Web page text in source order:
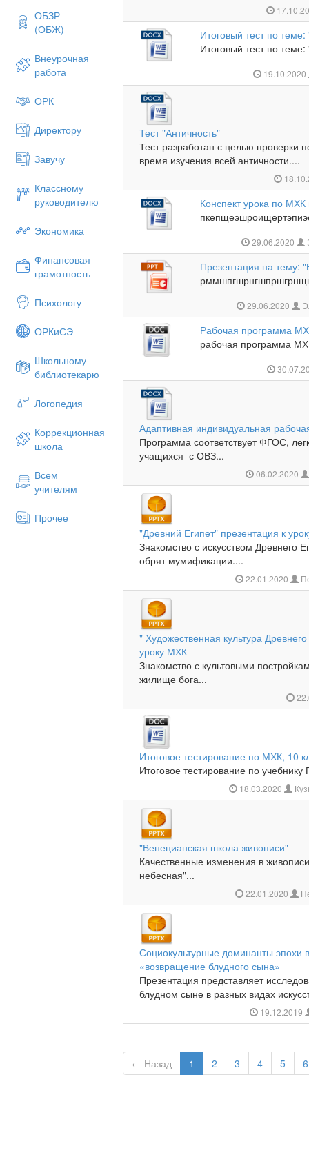
ОБЗР
(ОБЖ)
Внеурочная
работа
ОРК
Директору
Завучу
Классному
руководителю
Экономика
Финансовая
грамотность
Психологу
ОРКиСЭ
Школьному
библиотекарю
Логопедия
Коррекционная
школа
Всем
учителям
Прочее
Итоговый тест по
Итоговый тест по
19.10.2020
Тест "Античность"
Тест разработан с целью проверки
время изучения всей античности....
Конспект урока по
29.06.2020
Презентация на тему:
29.06.2020
Рабочая программа
рабочая программа
Адаптивная индивидуальная
Программа соответствует ФГОС,
учащихся с ОВЗ...
06.02.2020
"Древний Египет" презентация к
Знакомство с искусством Древнего
обрят мумификации....
22.01.2020
" Художественная культура
уроку МХК
Знакомство с культовыми
жилище бога...
Итоговое тестирование по МХК, 10
Итоговое тестирование по
18.03.2020
"Венецианская школа живописи"
Качественные изменения в
небесная"...
22.01.2020
Социокультурные доминанты эпохи
«возвращение блудного сына»
Презентация представляет
блудном сыне в разных видах
19.12.2019
← Назад 1 2 3 4 5 6